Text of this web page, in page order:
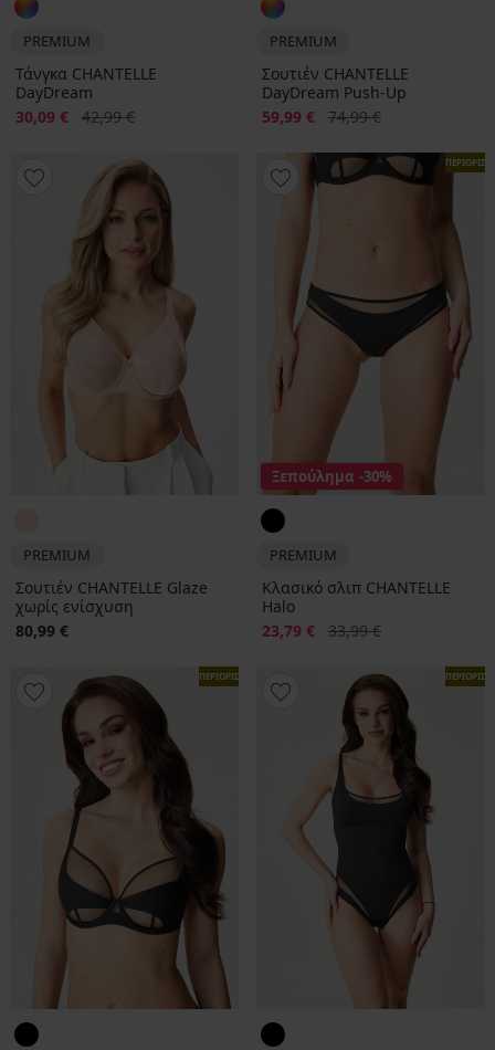
PREMIUM
Τάνγκα CHANTELLE
DayDream
Έκπτωση
30,09 € Αρχική τιμή
42,99 €
PREMIUM
Σουτιέν CHANTELLE
DayDream Push-Up
Έκπτωση
59,99 € Αρχική τιμή
74,99 €
PREMIUM
Σουτιέν CHANTELLE Glaze
χωρίς ενίσχυση
80,99 €
Ξεπούλημα -30%
PREMIUM
Κλασικό σλιπ CHANTELLE
Halo
Έκπτωση
23,79 € Αρχική τιμή
33,99 €
ΠΕΡΙΟΡΙΣΜΕΝΑ